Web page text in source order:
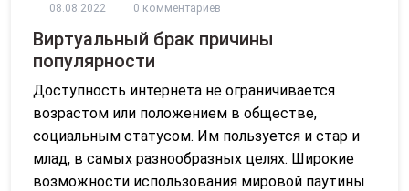
08.08.2022 0 комментариев
Виртуальный брак причины
популярности
Доступность интернета не ограничивается
возрастом или положением в обществе,
социальным статусом. Им пользуется и стар и
млад, в самых разнообразных целях. Широкие
возможности использования мировой паутины